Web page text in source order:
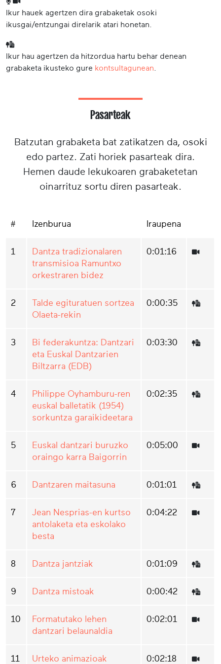
Ikur hauek agertzen dira grabaketak osoki
ikusgai/entzungai direlarik atari honetan.
Ikur hau agertzen da hitzordua hartu behar denean
grabaketa ikusteko gure kontsultagunean
Pasarteak
Batzutan grabaketa bat zatikatzen da, osoki
edo partez. Zati horiek pasarteak dira.
Hemen daude lekukoaren grabaketetan
oinarrituz sortu diren pasarteak.
# Izenburua Iraupena
1
Dantza tradizionalaren
transmisioa Ramuntxo
orkestraren bidez
0:01:16
2
Talde egituratuen sortzea
Olaeta-rekin
0:00:35
3
Bi federakuntza: Dantzari
eta Euskal Dantzarien
Biltzarra (EDB)
0:03:30
4
Philippe Oyhamburu-ren
euskal balletatik (1954)
sorkuntza garaikideetara
0:02:35
5
Euskal dantzari buruzko
oraingo karra Baigorrin
0:05:00
6 Dantzaren maitasuna 0:01:01
7
Jean Nesprias-en kurtso
antolaketa eta eskolako
besta
0:04:22
8 Dantza jantziak 0:01:09
9 Dantza mistoak 0:00:42
10
Formatutako lehen
dantzari belaunaldia
0:02:01
11 Urteko animazioak 0:02:18